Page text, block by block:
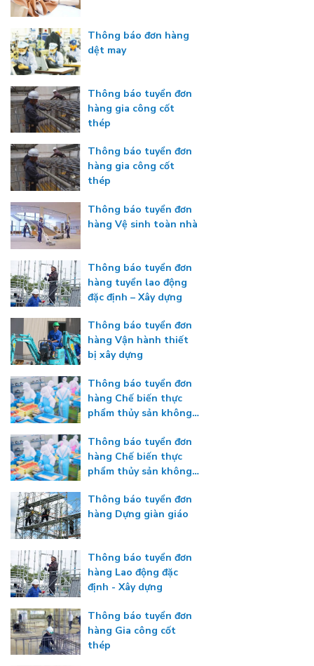
Thông báo đơn hàng
dệt may
Thông báo tuyển đơn
hàng gia công cốt
thép
Thông báo tuyển đơn
hàng gia công cốt
thép
Thông báo tuyển đơn
hàng Vệ sinh toàn nhà
Thông báo tuyển đơn
hàng tuyển lao động
đặc định – Xây dựng
Thông báo tuyển đơn
hàng Vận hành thiết
bị xây dựng
Thông báo tuyển đơn
hàng Chế biến thực
phẩm thủy sản không
Thông báo tuyển đơn
hàng Chế biến thực
phẩm thủy sản không
Thông báo tuyển đơn
hàng Dựng giàn giáo
Thông báo tuyển đơn
hàng Lao động đặc
định - Xây dựng
Thông báo tuyển đơn
hàng Gia công cốt
thép